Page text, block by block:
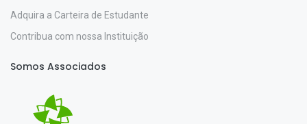
Adquira a Carteira de Estudante
Contribua com nossa Instituição
Somos Associados